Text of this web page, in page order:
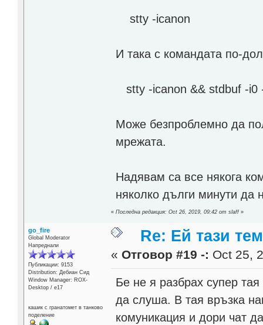
stty -icanon
И така с командата по-
stty -icanon && stdbuf -i0
Може безпроблемно да
мрежата.
Надявам са все някога
няколко дълги минути да
«Последна редакция: Oct 26, 2019, 09:42 от slaff»
go_fire
Global Moderator
Напреднали
Публикации: 9153
Distribution: Дебиан Сид
Window Manager: ROX-
Desktop / е17
кашик с гранатомет в танково
поделение
Re: Ей тази
« Отговор #19 -: Oct 25,
Бе не я разбрах супер
да слуша. В тая връзка
комуникация и дори чат